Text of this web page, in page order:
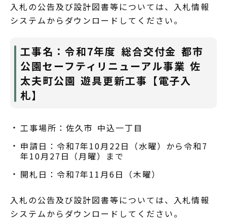
入札の公告及び設計図書等については、入札情報
システムからダウンロードしてください。
工事名：令和7年度 総合交付金 都市
公園セーフティリニューアル事業 佐
太夫町公園 遊具更新工事【電子入
札】
工事場所：佐久市 中込一丁目
申請日：令和7年10月22日（水曜）から令和7
年10月27日（月曜）まで
開札日：令和7年11月6日（木曜）
入札の公告及び設計図書等については、入札情報
システムからダウンロードしてください。